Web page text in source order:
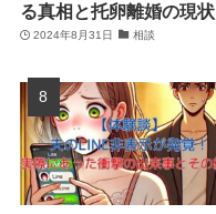
る真相と托卵離婚の現状
2024年8月31日 相談